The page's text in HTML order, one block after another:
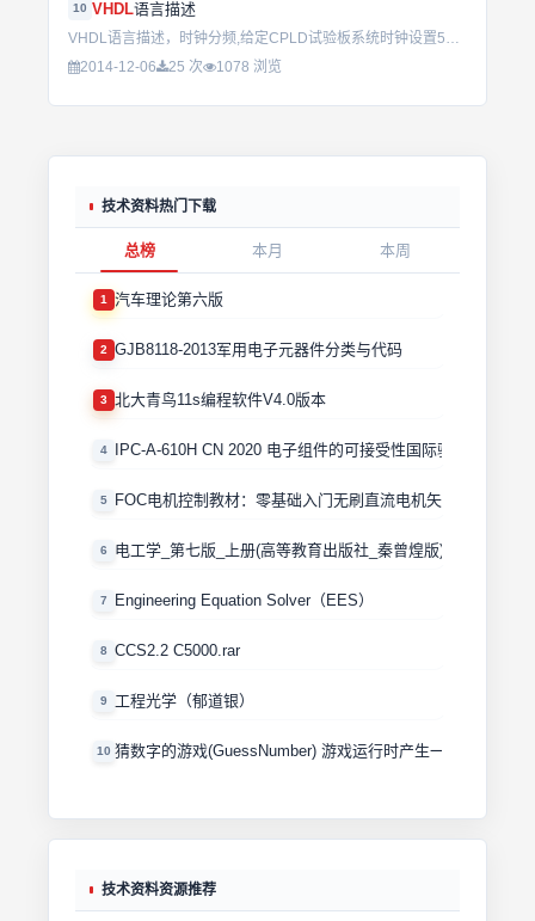
10 VHDL语言描述
VHDL语言描述，时钟分频,给定CPLD试验板系统时钟设置50M，但由于本作品的需要，我们将系统时钟经过20分频得到DS18B20所需的工作时钟，大约为1.25M。...
2014-12-06
25 次 1078 浏览
技术资料热门下载
总榜 本月 本周
1 汽车理论第六版
2 GJB8118-2013军用电子元器件分类与代码
3 北大青鸟11s编程软件V4.0版本
4 IPC-A-610H CN 2020 电子组件的可接受性国际验收标准
5 FOC电机控制教材：零基础入门无刷直流电机矢量控制技术
6 电工学_第七版_上册(高等教育出版社_秦曾煌版)
7 Engineering Equation Solver（EES）
8 CCS2.2 C5000.rar
9 工程光学（郁道银）
10 猜数字的游戏(GuessNumber) 游戏运行时产生一个0－1000
技术资料资源推荐